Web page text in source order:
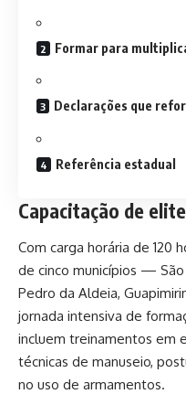
Formar para
Declarações que
Referência estadual
Capacitação de elite
Com carga horária de 120
de cinco municípios — São
Pedro da Aldeia,
jornada intensiva de
incluem treinamentos em
técnicas de manuseio,
no uso de armamentos.